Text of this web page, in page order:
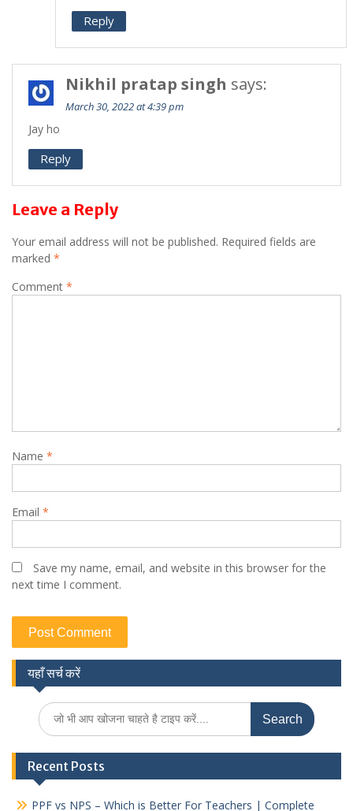
Reply
Nikhil pratap singh says:
March 30, 2022 at 4:39 pm
Jay ho
Reply
Leave a Reply
Your email address will not be published. Required fields are
marked *
Comment *
Name *
Email *
Save my name, email, and website in this browser for the
next time I comment.
यहाँ सर्च करें
Search
for:
Recent Posts
PPF vs NPS – Which is Better For Teachers | Complete